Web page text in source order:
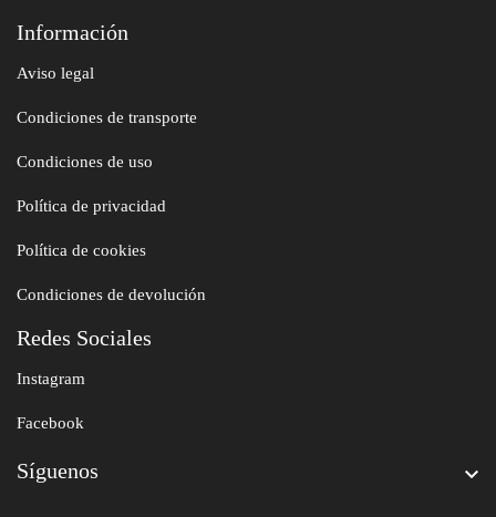
Información
Aviso legal
Condiciones de transporte
Condiciones de uso
Política de privacidad
Política de cookies
Condiciones de devolución
Redes Sociales
Instagram
Facebook
Síguenos 